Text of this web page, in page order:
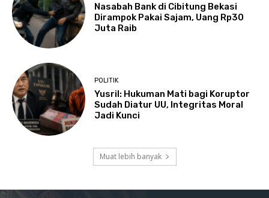
Nasabah Bank di Cibitung Bekasi
Dirampok Pakai Sajam, Uang Rp30
Juta Raib
POLITIK
Yusril: Hukuman Mati bagi Koruptor
Sudah Diatur UU, Integritas Moral
Jadi Kunci
Muat lebih banyak